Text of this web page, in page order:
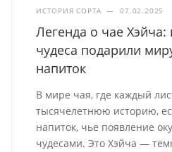
ИСТОРИЯ СОРТА — 07.02.2025
Легенда о чае Хэйча:
чудеса подарили
напиток
В мире чая, где каждый
тысячелетнюю историю,
напиток, чье появление
чудесами. Это Хэйча —